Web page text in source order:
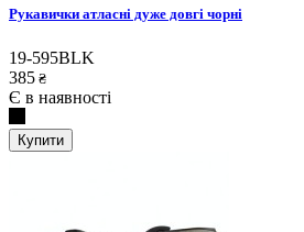
Рукавички атласні дуже довгі чорні
19-595BLK
385 ₴
Є в наявності
Купити